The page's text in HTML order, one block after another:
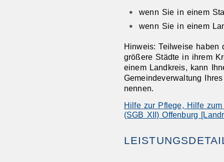
wenn Sie in einem
wenn Sie in einem
Hinweis: Teilweise haben
größere Städte in ihrem
einem Landkreis, kann
Gemeindeverwaltung
nennen.
Hilfe zur Pflege, Hilfe
(SGB XII) Offenburg